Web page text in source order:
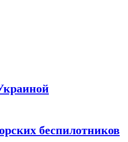
беспилотников